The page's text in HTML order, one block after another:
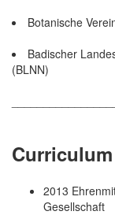
Botanische
Badischer
(BLNN)
2013
Gesellschaft